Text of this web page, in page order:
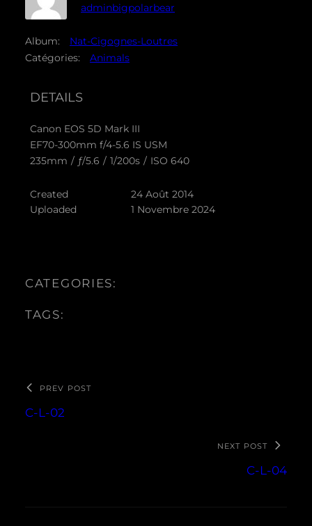
adminbigpolarbear
Album:
Nat-Cigognes-Loutres
Catégories:
Animals
DETAILS
Canon EOS 5D Mark III
EF70-300mm f/4-5.6 IS USM
235mm / ƒ/5.6 / 1/200s / ISO 640
Created
24 Août 2014
Uploaded
1 Novembre 2024
CATEGORIES:
TAGS:
PREV POST
C-L-02
NEXT POST
C-L-04